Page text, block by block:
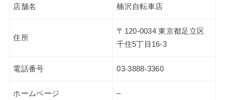
店舗名 楠沢自転車店
住所
〒120-0034 東京都足立区
千住5丁目16-3
電話番号 03-3888-3360
ホームページ –